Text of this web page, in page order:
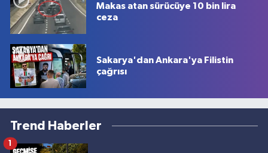
Makas atan sürücüye 10 bin lira
ceza
Sakarya'dan Ankara'ya Filistin
çağrısı
Trend Haberler
1